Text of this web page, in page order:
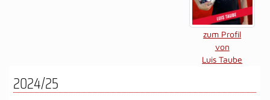
zum Profil
von
Luis Taube
2024/25